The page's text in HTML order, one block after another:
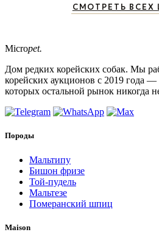
СМОТРЕТЬ ВСЕХ
Micropet.
Дом редких корейских собак. Мы
корейских аукционов с 2019 года
которых остальной рынок никогда
Породы
Мальтипу
Бишон фризе
Той-пудель
Мальтезе
Померанский шпиц
Maison